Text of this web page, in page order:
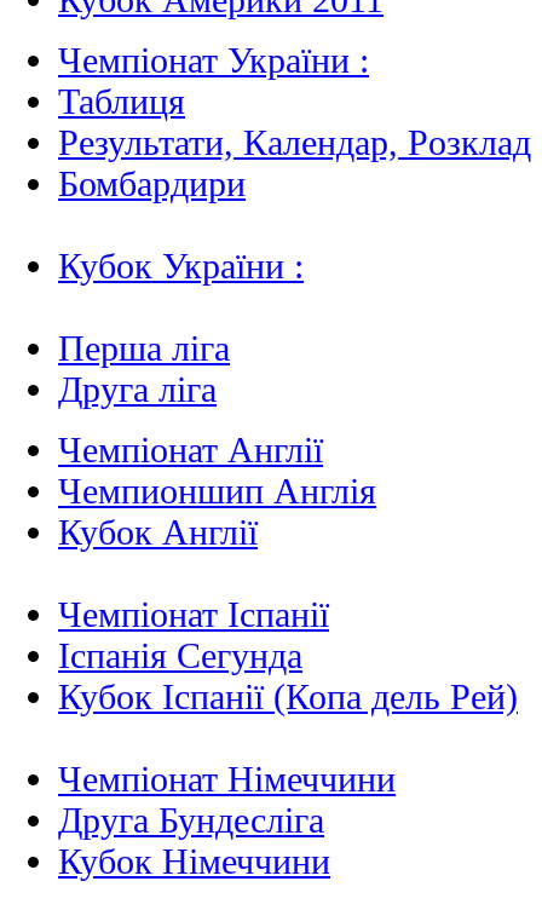
Чемпіонат України :
Таблиця
Результати, Календар, Poзклад
Бомбардири
Кубок України :
Перша ліга
Друга ліга
Чемпіонат Англії
Чемпионшип Англія
Кубок Англії
Чемпіонат Іспанії
Іспанія Сегунда
Кубок Іспанії (Копа дель Рей)
Чемпіонат Німеччини
Друга Бундесліга
Кубок Німеччини